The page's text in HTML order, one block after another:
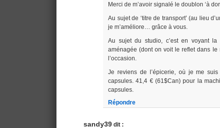
Merci de m’avoir signalé le doublon ‘à
Au sujet de ‘titre de transport’ (au lieu
je m’améliore… grâce à vous.
Au sujet du studio, c’est en voyant
aménagée (dont on voit le reflet dans le
l’occasion.
Je reviens de l’épicerie, où je me
capsules. 41,4 € (61$Can) pour la
capsules.
Répondre
sandy39 dit :